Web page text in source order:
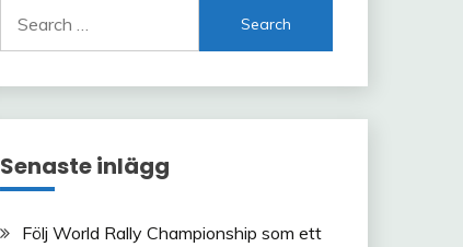
for:
Senaste inlägg
Följ World Rally Championship som ett